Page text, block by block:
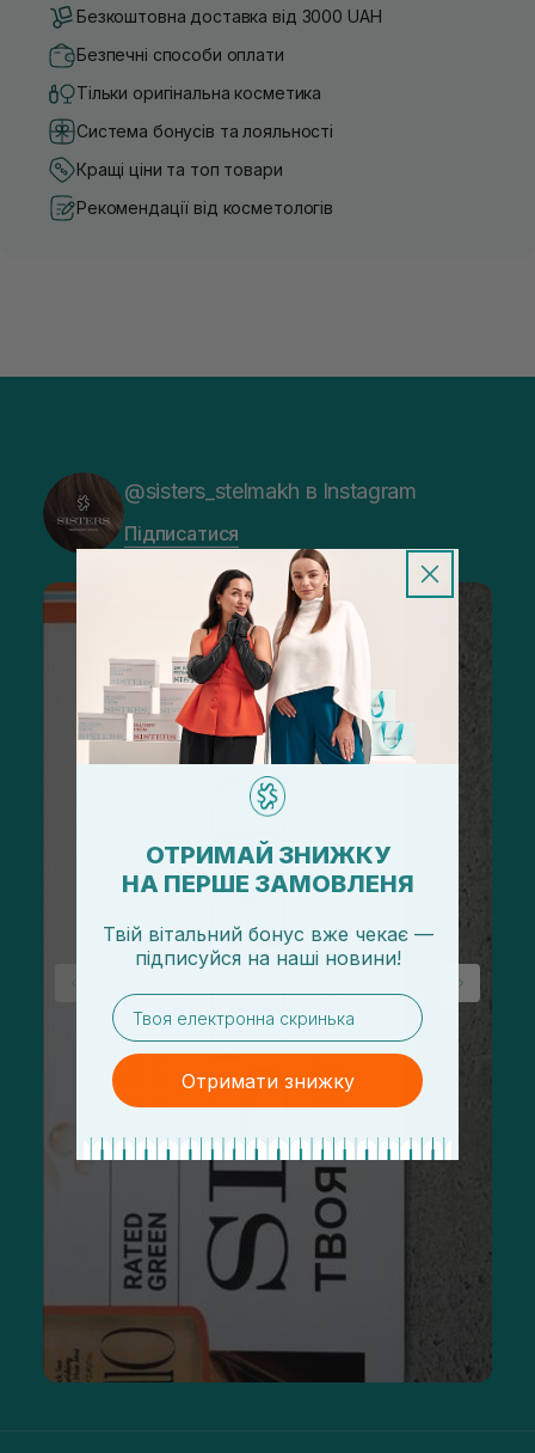
Безкоштовна доставка від 3000 UAH
Безпечні способи оплати
Тільки оригінальна косметика
Система бонусів та лояльності
Кращі ціни та топ товари
Рекомендації від косметологів
@sisters_stelmakh в Instagram
Підписатися
ОТРИМАЙ ЗНИЖКУ
НА ПЕРШЕ ЗАМОВЛЕНЯ
Твій вітальний бонус вже чекає —
підписуйся на наші новини!
email
Отримати знижку